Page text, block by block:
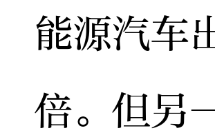
能源汽车
倍。但另